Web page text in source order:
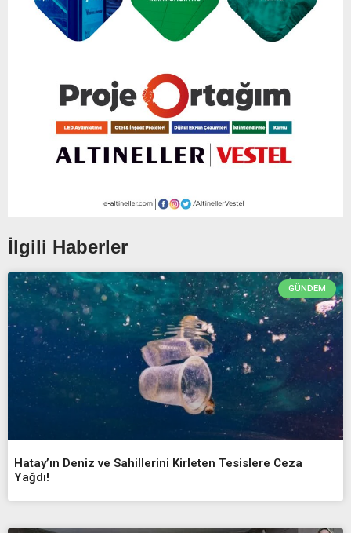
İlgili Haberler
GÜNDEM
Hatay’ın Deniz ve Sahillerini Kirleten Tesislere Ceza
Yağdı!